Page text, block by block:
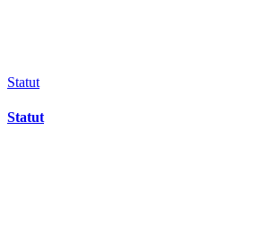
Statut
Statut